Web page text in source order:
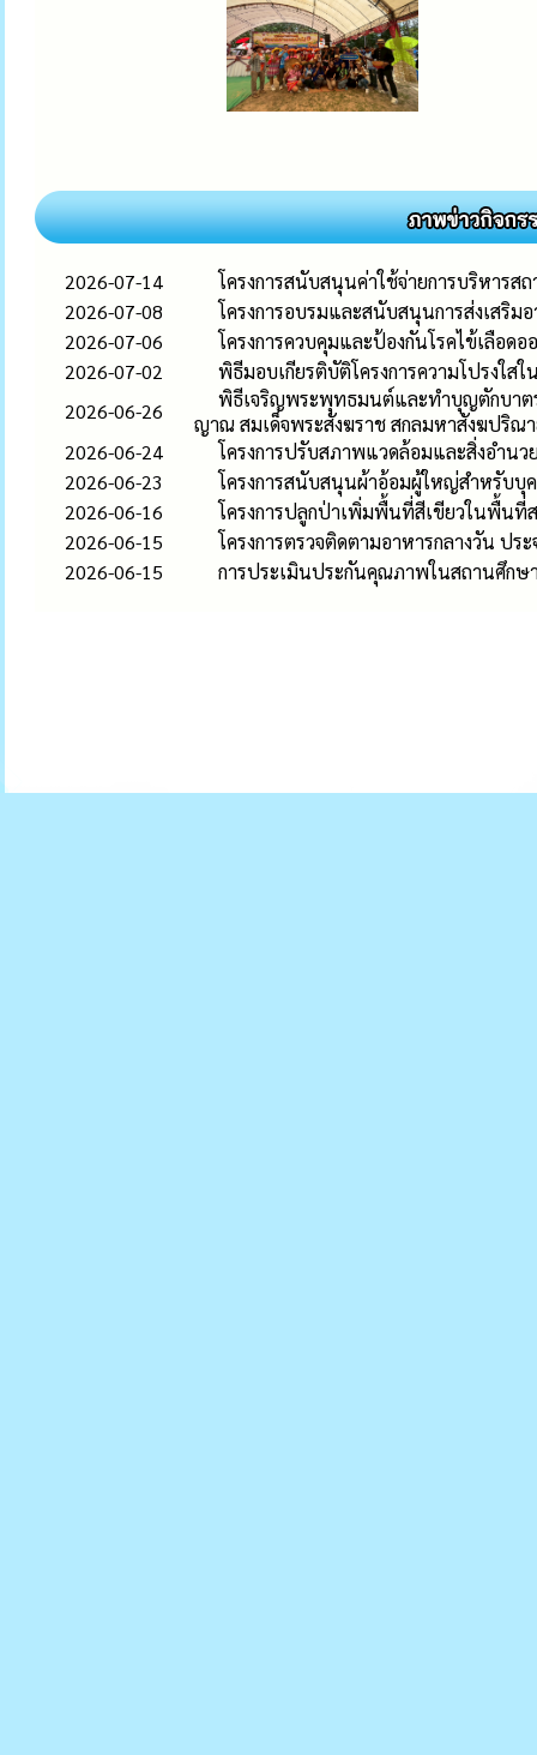
2026-07-14
โครงการสนับสนุนค่าใช้จ่ายการบริหาร
2026-07-08
โครงการอบรมและสนับสนุนการส่งเสริ
2026-07-06
โครงการควบคุมและป้องกันโรคไข้เลือด
2026-07-02
พิธีมอบเกียรติบัติโครงการความโปรงใสใ
2026-06-26
พิธีเจริญพระพุทธมนต์และทำบุญตักบาตร
ญาณ สมเด็จพระสังฆราช สกลมหาสังฆปริณ
2026-06-24
โครงการปรับสภาพแวดล้อมและสิ่งอำน
2026-06-23
โครงการสนับสนุนผ้าอ้อมผู้ใหญ่สำหรับบุ
2026-06-16
โครงการปลูกป่าเพิ่มพื้นที่สีเขียวในพื้นที่
2026-06-15
โครงการตรวจติดตามอาหารกลางวัน ป
2026-06-15
การประเมินประกันคุณภาพในสถานศึกษ